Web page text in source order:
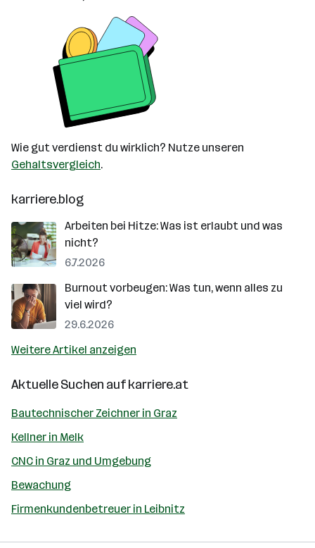
Wie gut verdienst du wirklich? Nutze unseren
Gehaltsvergleich.
karriere.blog
Arbeiten bei Hitze: Was ist erlaubt und was
nicht?
6.7.2026
Burnout vorbeugen: Was tun, wenn alles zu
viel wird?
29.6.2026
Weitere Artikel anzeigen
Aktuelle Suchen aufkarriere.at
Bautechnischer Zeichner in Graz
Kellner in Melk
CNC in Graz und Umgebung
Bewachung
Firmenkundenbetreuer in Leibnitz